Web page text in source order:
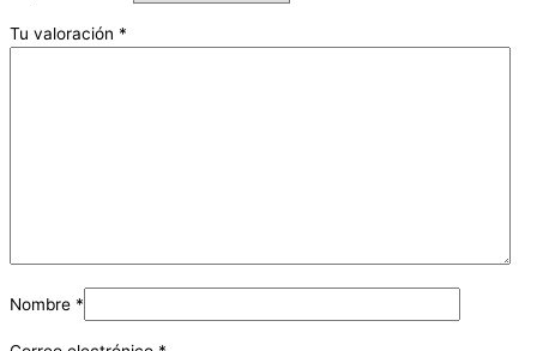
Tu valoración *
Nombre *